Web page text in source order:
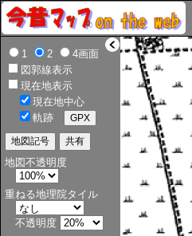
>
1 2
4画面
図郭線表示
現在地表示
現在地中心
軌跡
地図不透明度
重ねる地理院タイル
不透明度